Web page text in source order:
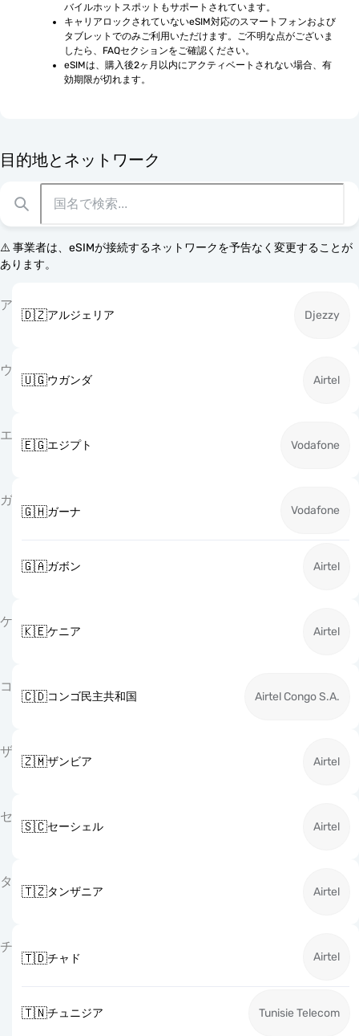
バイルホットスポットもサポートされています。
キャリアロックされていないeSIM対応のスマートフォンおよび
タブレットでのみご利用いただけます。ご不明な点がございま
したら、FAQセクションをご確認ください。
eSIMは、購入後2ヶ月以内にアクティベートされない場合、有
効期限が切れます。
目的地とネットワーク
⚠️ 事業者は、eSIMが接続するネットワークを予告なく変更することが
あります。
ア
🇩🇿アルジェリア Djezzy
ウ
🇺🇬ウガンダ Airtel
エ
🇪🇬エジプト Vodafone
ガ
🇬🇭ガーナ Vodafone
🇬🇦ガボン Airtel
ケ
🇰🇪ケニア Airtel
コ
🇨🇩コンゴ民主共和国 Airtel Congo S.A.
ザ
🇿🇲ザンビア Airtel
セ
🇸🇨セーシェル Airtel
タ
🇹🇿タンザニア Airtel
チ
🇹🇩チャド Airtel
🇹🇳チュニジア Tunisie Telecom